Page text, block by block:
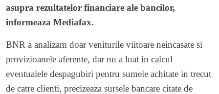
asupra rezultatelor financiare ale bancilor,
informeaza Mediafax.
BNR a analizam doar veniturile viitoare neincasate si
provizioanele aferente, dar nu a luat in calcul
eventualele despagubiri pentru sumele achitate in trecut
de catre clienti, precizeaza sursele bancare citate de